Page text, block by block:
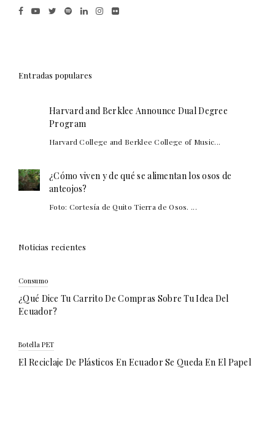
Entradas populares
Harvard and Berklee Announce Dual Degree
Program
Harvard College and Berklee College of Music...
¿Cómo viven y de qué se alimentan los osos de
anteojos?
Foto: Cortesía de Quito Tierra de Osos. ...
Noticias recientes
Consumo
¿Qué Dice Tu Carrito De Compras Sobre Tu Idea Del
Ecuador?
Botella PET
El Reciclaje De Plásticos En Ecuador Se Queda En El Papel